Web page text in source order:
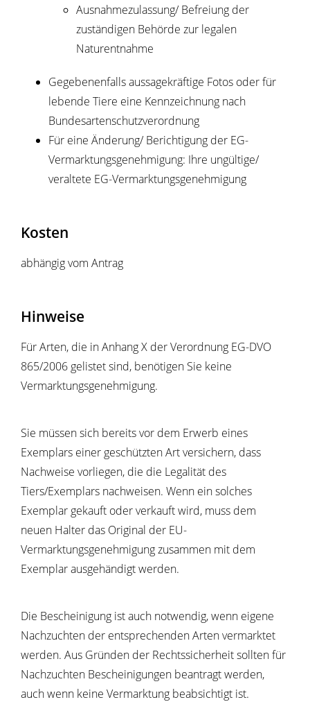
Ausnahmezulassung/ Befreiung der
zuständigen Behörde zur legalen
Naturentnahme
Gegebenenfalls aussagekräftige Fotos oder für
lebende Tiere eine Kennzeichnung nach
Bundesartenschutzverordnung
Für eine Änderung/ Berichtigung der EG-
Vermarktungsgenehmigung: Ihre ungültige/
veraltete EG-Vermarktungsgenehmigung
Kosten
abhängig vom Antrag
Hinweise
Für Arten, die in Anhang X der Verordnung EG-DVO
865/2006 gelistet sind, benötigen Sie keine
Vermarktungsgenehmigung.
Sie müssen sich bereits vor dem Erwerb eines
Exemplars einer geschützten Art versichern, dass
Nachweise vorliegen, die die Legalität des
Tiers/Exemplars nachweisen. Wenn ein solches
Exemplar gekauft oder verkauft wird, muss dem
neuen Halter das Original der EU-
Vermarktungsgenehmigung zusammen mit dem
Exemplar ausgehändigt werden.
Die Bescheinigung ist auch notwendig, wenn eigene
Nachzuchten der entsprechenden Arten vermarktet
werden. Aus Gründen der Rechtssicherheit sollten für
Nachzuchten Bescheinigungen beantragt werden,
auch wenn keine Vermarktung beabsichtigt ist.